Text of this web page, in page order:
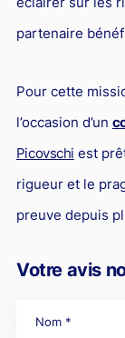
partenaire
Pour cette
l’occasion d’un
Picovschi est
rigueur et le
preuve depuis
Votre avis